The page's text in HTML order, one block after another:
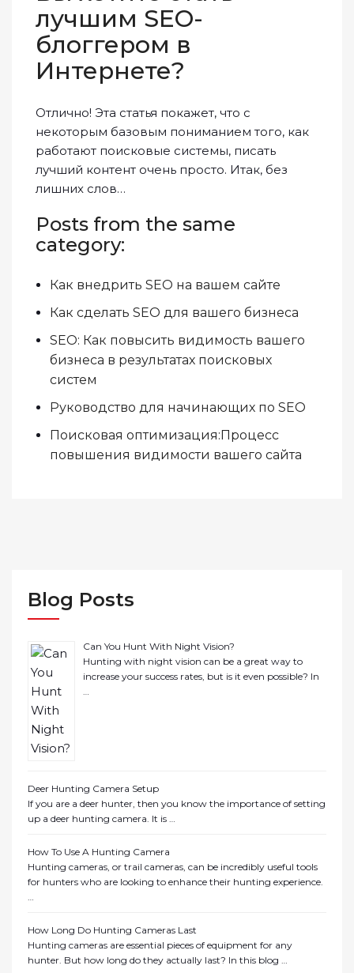
лучшим SEO-
блоггером в
Интернете?
Отлично! Эта статья покажет, что с
некоторым базовым пониманием того, как
работают поисковые системы, писать
лучший контент очень просто. Итак, без
лишних слов…
Posts from the same
category:
Как внедрить SEO на вашем сайте
Как сделать SEO для вашего бизнеса
SEO: Как повысить видимость вашего
бизнеса в результатах поисковых
систем
Руководство для начинающих по SEO
Поисковая оптимизация:Процесс
повышения видимости вашего сайта
Blog Posts
Can You Hunt With Night Vision?
Hunting with night vision can be a great way to
increase your success rates, but is it even possible? In
…
Deer Hunting Camera Setup
If you are a deer hunter, then you know the importance of setting
up a deer hunting camera. It is …
How To Use A Hunting Camera
Hunting cameras, or trail cameras, can be incredibly useful tools
for hunters who are looking to enhance their hunting experience.
…
How Long Do Hunting Cameras Last
Hunting cameras are essential pieces of equipment for any
hunter. But how long do they actually last? In this blog …